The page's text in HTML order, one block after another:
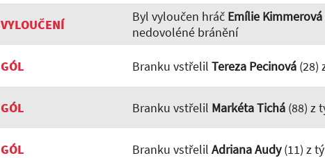
VYLOUČENÍ Byl vyloučen hráč Emílie Kimmerová
nedovoléné bránění
GÓL Branku vstřelil Tereza Pecinová(28)
GÓL Branku vstřelil Markéta Tichá(88) z
GÓL Branku vstřelil Adriana Audy(11) z